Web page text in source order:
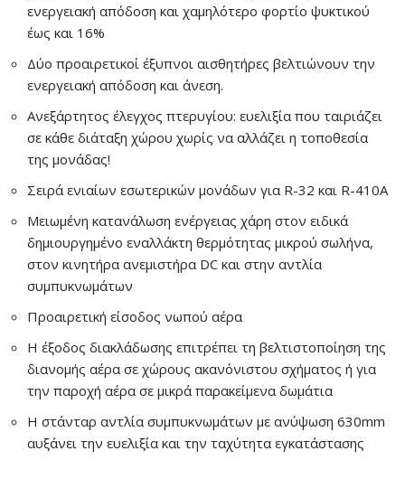
ενεργειακή απόδοση και χαμηλότερο φορτίο ψυκτικού
έως και 16%
Δύο προαιρετικοί έξυπνοι αισθητήρες βελτιώνουν την
ενεργειακή απόδοση και άνεση.
Ανεξάρτητος έλεγχος πτερυγίου: ευελιξία που ταιριάζει
σε κάθε διάταξη χώρου χωρίς να αλλάζει η τοποθεσία
της μονάδας!
Σειρά ενιαίων εσωτερικών μονάδων για R-32 και R-410A
Μειωμένη κατανάλωση ενέργειας χάρη στον ειδικά
δημιουργημένο εναλλάκτη θερμότητας μικρού σωλήνα,
στον κινητήρα ανεμιστήρα DC και στην αντλία
συμπυκνωμάτων
Προαιρετική είσοδος νωπού αέρα
Η έξοδος διακλάδωσης επιτρέπει τη βελτιστοποίηση της
διανομής αέρα σε χώρους ακανόνιστου σχήματος ή για
την παροχή αέρα σε μικρά παρακείμενα δωμάτια
Η στάνταρ αντλία συμπυκνωμάτων με ανύψωση 630mm
αυξάνει την ευελιξία και την ταχύτητα εγκατάστασης